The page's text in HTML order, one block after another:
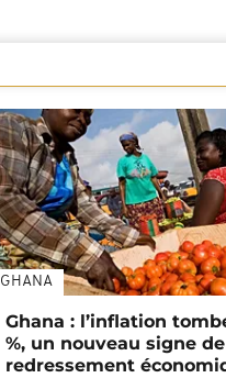
GHANA
Ghana : l’inflation
%, un nouveau signe de
redressement